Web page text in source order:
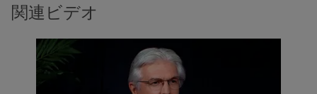
関連ビデオ